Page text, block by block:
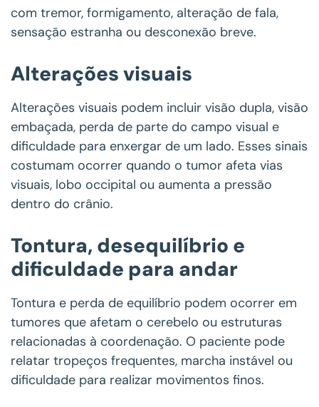
com tremor, formigamento, alteração de fala,
sensação estranha ou desconexão breve.
Alterações visuais
Alterações visuais podem incluir visão dupla, visão
embaçada, perda de parte do campo visual e
dificuldade para enxergar de um lado. Esses sinais
costumam ocorrer quando o tumor afeta vias
visuais, lobo occipital ou aumenta a pressão
dentro do crânio.
Tontura, desequilíbrio e
dificuldade para andar
Tontura e perda de equilíbrio podem ocorrer em
tumores que afetam o cerebelo ou estruturas
relacionadas à coordenação. O paciente pode
relatar tropeços frequentes, marcha instável ou
dificuldade para realizar movimentos finos.